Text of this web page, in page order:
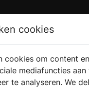
VINDEN
cookies
cookies om content
mediafuncties
te analyseren. We